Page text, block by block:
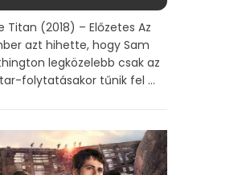
Titan (2018) – Előzetes Az
azt hihette, hogy Sam
legközelebb csak az
folytatásakor tűnik fel ...